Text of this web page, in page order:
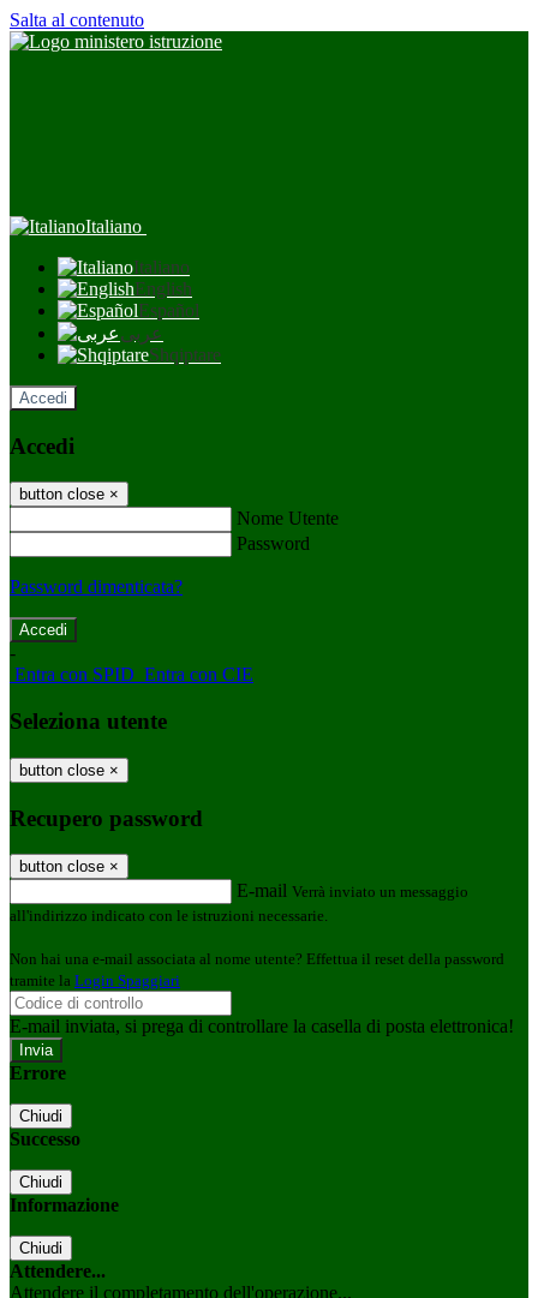
Salta al contenuto
Italiano
Italiano
English
Español
عربى
Shqiptare
Accedi
Accedi
button close ×
Nome Utente
Password
Password dimenticata?
-
Entra con SPID Entra con CIE
Seleziona utente
button close ×
Recupero password
button close ×
E-mail Verrà inviato un messaggio
all'indirizzo indicato con le istruzioni necessarie.
Non hai una e-mail associata al nome utente? Effettua il reset della password
tramite la Login Spaggiari
E-mail inviata, si prega di controllare la casella di posta elettronica!
Errore
Chiudi
Successo
Chiudi
Informazione
Chiudi
Attendere...
Attendere il completamento dell'operazione...